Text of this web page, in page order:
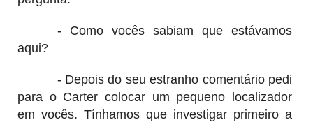
- Como vocês sabiam que estávamos
aqui?
- Depois do seu estranho comentário pedi
para o Carter colocar um pequeno localizador
em vocês. Tínhamos que investigar primeiro a